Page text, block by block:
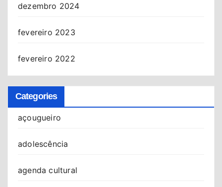
dezembro 2024
fevereiro 2023
fevereiro 2022
Categories
açougueiro
adolescência
agenda cultural